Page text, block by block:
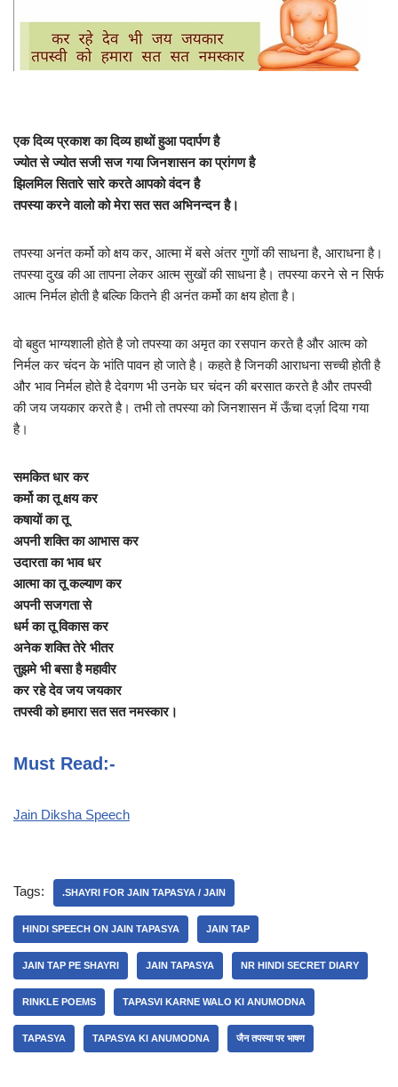
एक दिव्य प्रकाश का दिव्य हाथों हुआ पदार्पण है
ज्योत से ज्योत सजी सज गया जिनशासन का प्रांगण है
झिलमिल सितारे सारे करते आपको वंदन है
तपस्या करने वालो को मेरा सत सत अभिनन्दन है।
तपस्या अनंत कर्मो को क्षय कर, आत्मा में बसे अंतर गुणों की साधना है, आराधना है।
तपस्या दुख की आ तापना लेकर आत्म सुखों की साधना है। तपस्या करने से न सिर्फ
आत्म निर्मल होती है बल्कि कितने ही अनंत कर्मो का क्षय होता है।
वो बहुत भाग्यशाली होते है जो तपस्या का अमृत का रसपान करते है और आत्म को
निर्मल कर चंदन के भांति पावन हो जाते है। कहते है जिनकी आराधना सच्ची होती है
और भाव निर्मल होते है देवगण भी उनके घर चंदन की बरसात करते है और तपस्वी
की जय जयकार करते है। तभी तो तपस्या को जिनशासन में ऊँचा दर्ज़ा दिया गया
है।
समकित धार कर
कर्मो का तू क्षय कर
कषायों का तू
अपनी शक्ति का आभास कर
उदारता का भाव धर
आत्मा का तू कल्याण कर
अपनी सजगता से
धर्म का तू विकास कर
अनेक शक्ति तेरे भीतर
तुझमे भी बसा है महावीर
कर रहे देव जय जयकार
तपस्वी को हमारा सत सत नमस्कार।
Must Read:-
Jain Diksha Speech
Tags: .SHAYRI FOR JAIN TAPASYA / JAIN
HINDI SPEECH ON JAIN TAPASYA JAIN TAP
JAIN TAP PE SHAYRI JAIN TAPASYA NR HINDI SECRET DIARY
RINKLE POEMS TAPASVI KARNE WALO KI ANUMODNA
TAPASYA TAPASYA KI ANUMODNA जैन तपस्या पर भाषण